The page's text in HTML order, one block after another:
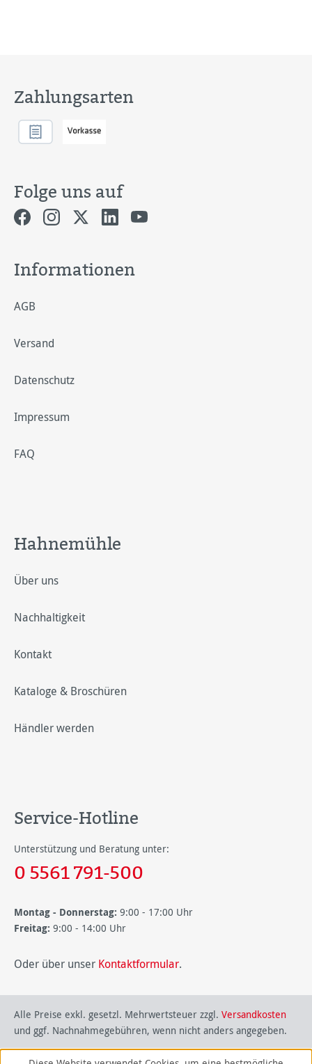
Zahlungsarten
Folge uns auf
Informationen
AGB
Versand
Datenschutz
Impressum
FAQ
Hahnemühle
Über uns
Nachhaltigkeit
Kontakt
Kataloge & Broschüren
Händler werden
Service-Hotline
Unterstützung und Beratung unter:
0 5561 791-500
Montag - Donnerstag: 9:00 - 17:00 Uhr
Freitag: 9:00 - 14:00 Uhr
Oder über unser Kontaktformular.
Alle Preise exkl. gesetzl. Mehrwertsteuer zzgl. Versandkosten
und ggf. Nachnahmegebühren, wenn nicht anders angegeben.